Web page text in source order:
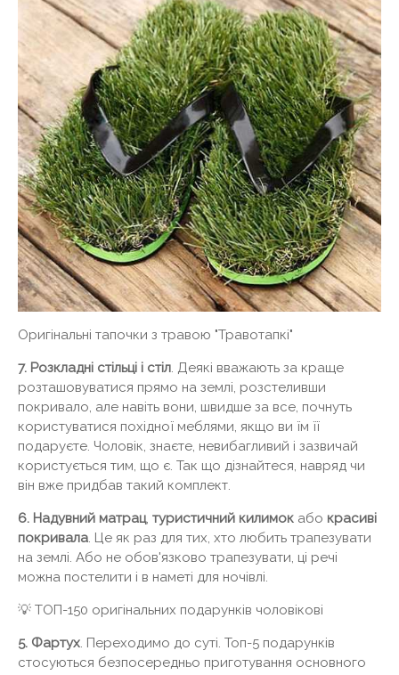
Оригінальні тапочки з травою "Травотапкі"
7. Розкладні стільці і стіл . Деякі вважають за краще
розташовуватися прямо на землі, розстеливши
покривало, але навіть вони, швидше за все, почнуть
користуватися похідної меблями, якщо ви їм її
подаруєте. Чоловік, знаєте, невибагливий і зазвичай
користується тим, що є. Так що дізнайтеся, навряд чи
він вже придбав такий комплект.
6. Надувний матрац, туристичний килимок або красиві
покривала . Це як раз для тих, хто любить трапезувати
на землі. Або не обов'язково трапезувати, ці речі
можна постелити і в наметі для ночівлі.
💡 ТОП-150 оригінальних подарунків чоловікові
5. Фартух . Переходимо до суті. Топ-5 подарунків
стосуються безпосередньо приготування основного